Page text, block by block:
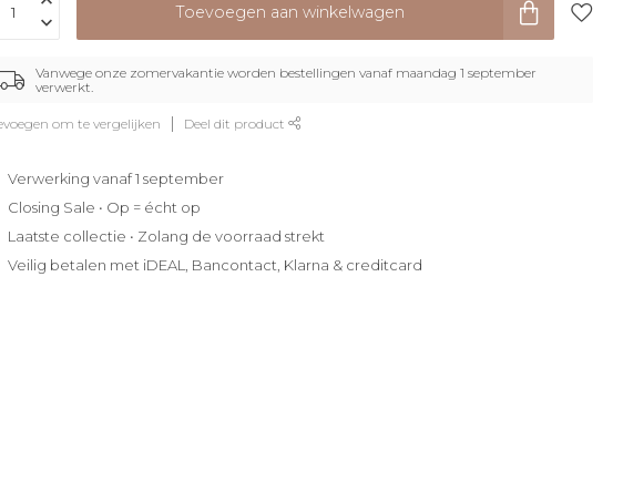
Toevoegen aan winkelwagen
Vanwege onze zomervakantie worden bestellingen vanaf maandag 1 september
verwerkt.
om te vergelijken Deel dit product
Verwerking vanaf 1 september
Closing Sale • Op = écht op
Laatste collectie • Zolang de voorraad strekt
Veilig betalen met iDEAL, Bancontact, Klarna & creditcard